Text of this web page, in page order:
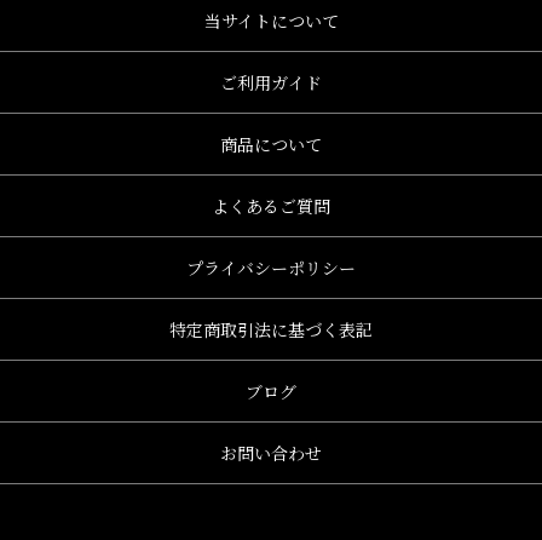
当サイトについて
ご利用ガイド
商品について
よくあるご質問
プライバシーポリシー
特定商取引法に基づく表記
ブログ
お問い合わせ